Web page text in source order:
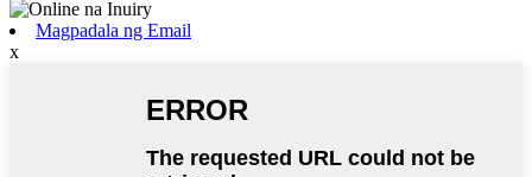
Magpadala ng Email
x